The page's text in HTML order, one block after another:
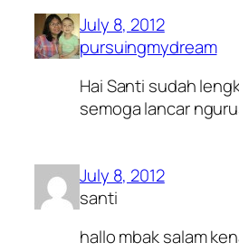
July 8, 2012
pursuingmydream
Hai Santi sudah
semoga lancar
July 8, 2012
santi
hallo mbak salam